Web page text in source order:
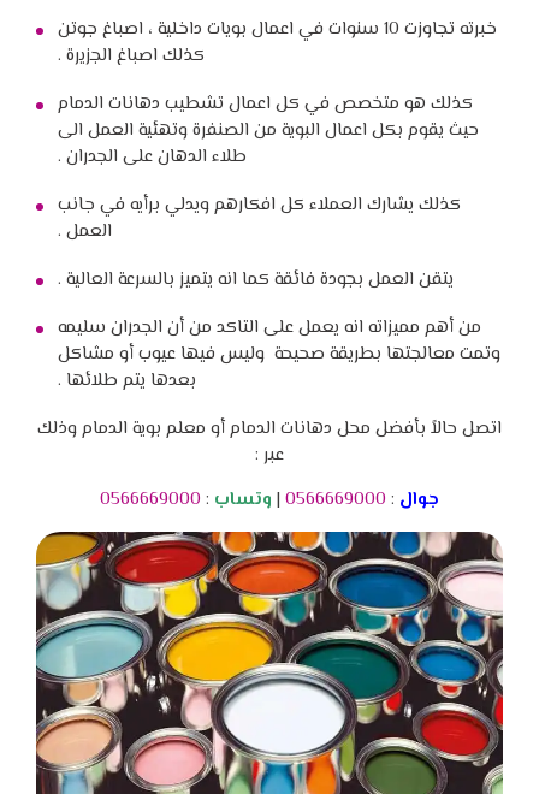
خبرته تجاوزت 10 سنوات في اعمال بويات داخلية ، اصباغ جوتن
كذلك اصباغ الجزيرة .
كذلك هو متخصص في كل اعمال تشطيب دهانات الدمام
حيث يقوم بكل اعمال البوية من الصنفرة وتهئية العمل الى
طلاء الدهان على الجدران .
كذلك يشارك العملاء كل افكارهم ويدلي برأيه في جانب
العمل .
يتقن العمل بجودة فائقة كما انه يتميز بالسرعة العالية .
من أهم مميزاته انه يعمل على التاكد من أن الجدران سليمه
وتمت معالجتها بطريقة صحيحة وليس فيها عيوب أو مشاكل
بعدها يتم طلائها .
اتصل حالاً بأفضل محل دهانات الدمام أو معلم بوية الدمام وذلك
عبر :
جوال :
0566669000
| وتساب :
0566669000